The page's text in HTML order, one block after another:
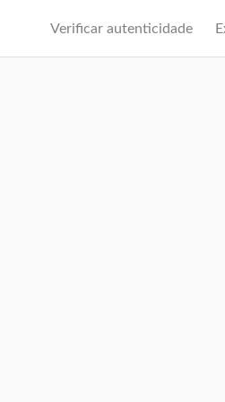
Verificar autenticidade